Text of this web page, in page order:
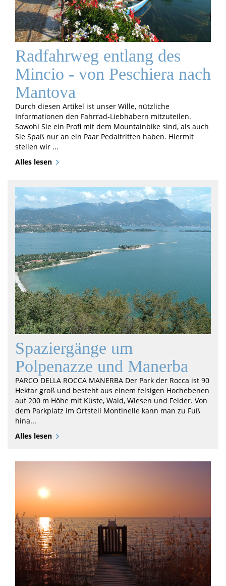
Radfahrweg entlang des
Mincio - von Peschiera nach
Mantova
Durch diesen Artikel ist unser Wille, nützliche
Informationen den Fahrrad-Liebhabern mitzuteilen.
Sowohl Sie ein Profi mit dem Mountainbike sind, als auch
Sie Spaß nur an ein Paar Pedaltritten haben. Hiermit
stellen wir ...
Alles lesen
Spaziergänge um
Polpenazze und Manerba
PARCO DELLA ROCCA MANERBA Der Park der Rocca ist 90
Hektar groß und besteht aus einem felsigen Hochebenen
auf 200 m Höhe mit Küste, Wald, Wiesen und Felder. Von
dem Parkplatz im Ortsteil Montinelle kann man zu Fuß
hina...
Alles lesen